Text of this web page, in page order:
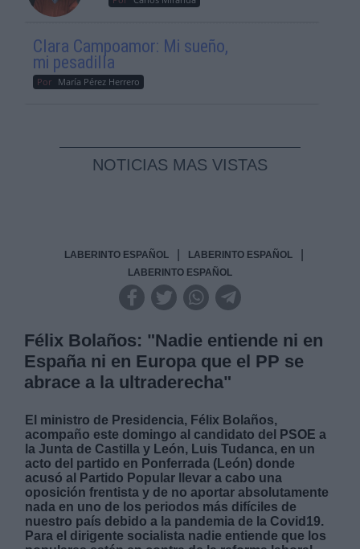
Clara Campoamor: Mi sueño,
mi pesadilla
Por María Pérez Herrero
NOTICIAS MAS VISTAS
LABERINTO ESPAÑOL LABERINTO ESPAÑOL
LABERINTO ESPAÑOL
Félix Bolaños: "Nadie entiende ni en
España ni en Europa que el PP se
abrace a la ultraderecha"
El ministro de Presidencia, Félix Bolaños,
acompaño este domingo al candidato del PSOE a
la Junta de Castilla y León, Luis Tudanca, en un
acto del partido en Ponferrada (León) donde
acusó al Partido Popular llevar a cabo una
oposición frentista y de no aportar absolutamente
nada en uno de los periodos más difíciles de
nuestro país debido a la pandemia de la Covid19.
Para el dirigente socialista nadie entiende que los